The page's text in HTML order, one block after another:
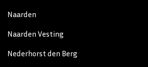
Naarden
Naarden Vesting
Nederhorst den Berg